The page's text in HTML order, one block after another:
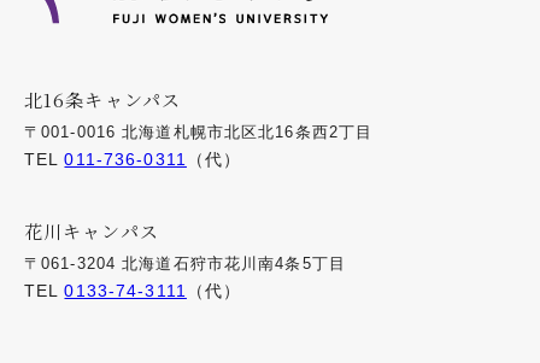
北16条キャンパス
〒001-0016 北海道札幌市北区北16条西2丁目
TEL011-736-0311 （代）
花川キャンパス
〒061-3204 北海道石狩市花川南4条5丁目
TEL0133-74-3111 （代）